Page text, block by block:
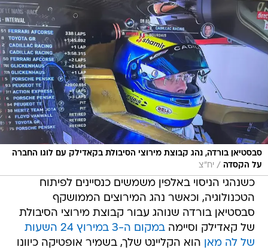
סבסטיאן בורדה, נהג קבוצת מירוצי הסיבולת בקאדילק עם לוגו החברה
על הקסדה / יח"צ
כשנהגי הניסוי באלפין משמשים כנסיינים לפיתוח
הטכנולוגיה, וכאשר נהג המירוצים הממושקף
סבסטיאן בורדה שנוהג עבור קבוצת מירוצי הסיבולת
של קאדילק וסיימה
במקום ה-3 במירוץ 24 השעות
של לה מאן
הוא הקליינט שלך, בשמיר אופטיקה כיוונו